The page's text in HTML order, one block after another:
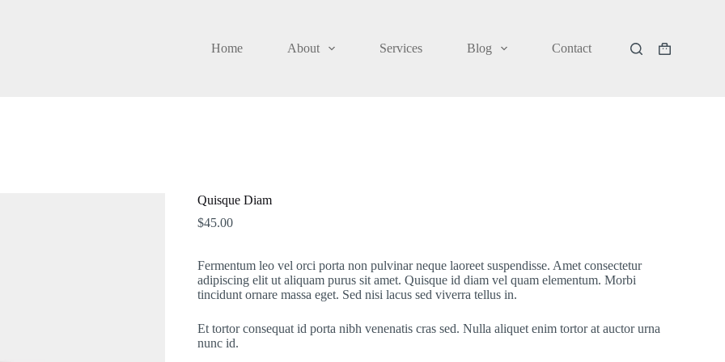
Home About Services Blog Contact
Shopping
Quisque Diam
$45.00
Fermentum leo vel orci porta non pulvinar neque laoreet suspendisse. Amet consectetur
adipiscing elit ut aliquam purus sit amet. Quisque id diam vel quam elementum. Morbi
tincidunt ornare massa eget. Sed nisi lacus sed viverra tellus in.
Et tortor consequat id porta nibh venenatis cras sed. Nulla aliquet enim tortor at auctor urna
nunc id.